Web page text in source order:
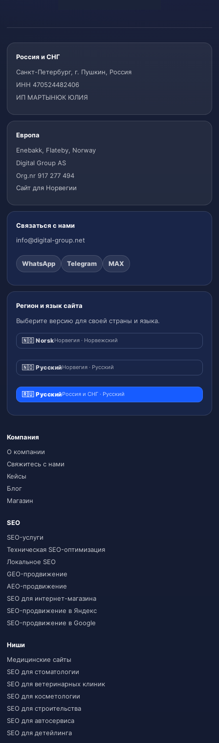
Россия и СНГ
Санкт-Петербург, г. Пушкин, Россия
ИНН 470524482406
ИП МАРТЫНЮК ЮЛИЯ
Европа
Enebakk, Flateby, Norway
Digital Group AS
Org.nr 917 277 494
Сайт для Норвегии
Связаться с нами
info@digital-group.net
WhatsApp Telegram MAX
Регион и язык сайта
Выберите версию для своей страны и языка.
🇳🇴 NorskНорвегия · Норвежский
🇳🇴 РусскийНорвегия · Русский
🇷🇺 РусскийРоссия и СНГ · Русский
Компания
О компании
Свяжитесь с нами
Кейсы
Блог
Магазин
SEO
SEO-услуги
Техническая SEO-оптимизация
Локальное SEO
GEO-продвижение
AEO-продвижение
SEO для интернет-магазина
SEO-продвижение в Яндекс
SEO-продвижение в Google
Ниши
Медицинские сайты
SEO для стоматологии
SEO для ветеринарных клиник
SEO для косметологии
SEO для строительства
SEO для автосервиса
SEO для детейлинга